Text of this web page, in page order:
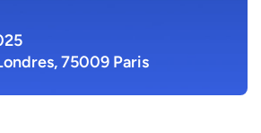
75009 Paris